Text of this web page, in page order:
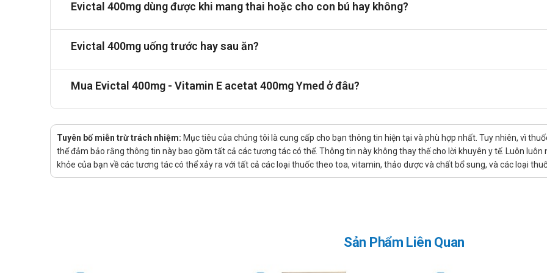
về đông máu.
Các lựa chọn thay thế Evictal 400mg
thay thế Evictal 400mg trong các trường hợp cần thiết. Đồng thời, dạng viên nang mềm của các sản phẩm này giúp
Lời khuyên về dinh dưỡng
Nên tăng cường tiêu thụ các thực phẩm giàu vitamin E như dầu thực vật, hạt hướng dương, hạnh nhân, rau xanh lá đậm
chất béo bão hòa và chất béo trans, như đồ chiên rán và thức ăn nhanh, để tránh ảnh hưởng đến quá trình hấp thu
vì chúng có thể làm giảm hiệu quả của vitamin E trong cơ thể. Việc duy trì lối sống lành mạnh và chế độ ăn cân bằng sẽ
Evictal 400mg dùng được khi mang thai hoặc cho con bú hay không?
Evictal 400mg uống trước hay sau ăn?
Mua Evictal 400mg - Vitamin E acetat 400mg Ymed ở đâu?
Tuyên bố miễn trừ trách nhiệm: Mục tiêu của chúng tôi là cung cấp cho bạn thông tin hiện tại và phù hợp nhất. Tuy nhiên, vì
thể đảm bảo rằng thông tin này bao gồm tất cả các tương tác có thể. Thông tin này không thay thế cho lời khuyên y tế. Luôn
khỏe của bạn về các tương tác có thể xảy ra với tất cả các loại thuốc theo toa, vitamin, thảo dược và chất bổ sung, và các loại
Sản Phẩm Liên Quan